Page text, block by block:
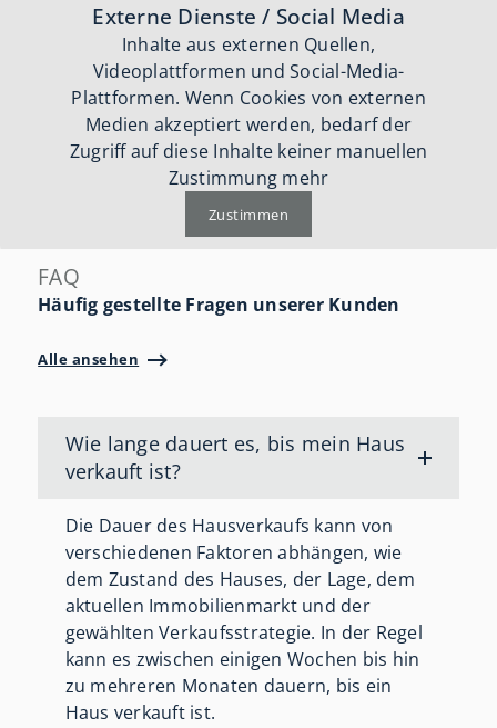
Externe Dienste / Social Media
Inhalte aus externen Quellen,
Videoplattformen und Social-Media-
Plattformen. Wenn Cookies von externen
Medien akzeptiert werden, bedarf der
Zugriff auf diese Inhalte keiner manuellen
Zustimmung mehr
Zustimmen
FAQ
Häufig gestellte Fragen unserer Kunden
Alle ansehen
Wie lange dauert es, bis mein Haus
verkauft ist?
Die Dauer des Hausverkaufs kann von
verschiedenen Faktoren abhängen, wie
dem Zustand des Hauses, der Lage, dem
aktuellen Immobilienmarkt und der
gewählten Verkaufsstrategie. In der Regel
kann es zwischen einigen Wochen bis hin
zu mehreren Monaten dauern, bis ein
Haus verkauft ist.